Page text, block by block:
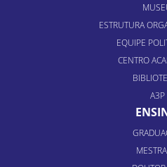
ESTRUTURA
EQUIPE
CENTRO
A3P